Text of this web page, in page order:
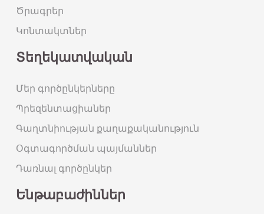
Ծրագրեր
Կոնտակտներ
Տեղեկատվական
Մեր գործընկերները
Պրեզենտացիաներ
Գաղտնիության քաղաքականություն
Օգտագործման պայմաններ
Դառնալ գործընկեր
Ենթաբաժիններ